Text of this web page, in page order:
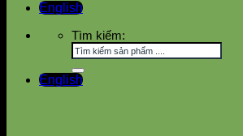
English
Tìm kiếm:
English